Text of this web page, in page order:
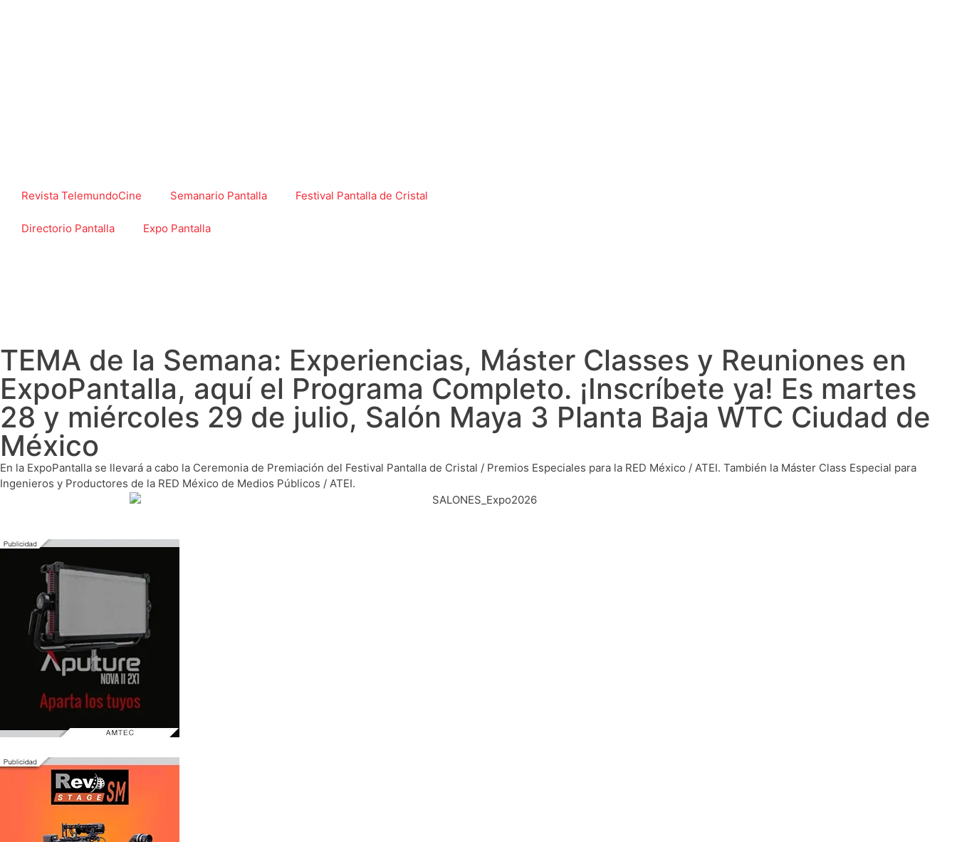
Revista TelemundoCine Semanario Pantalla Festival Pantalla de Cristal
Directorio Pantalla Expo Pantalla
TEMA de la Semana: Experiencias, Máster Classes y Reuniones en
ExpoPantalla, aquí el Programa Completo. ¡Inscríbete ya! Es martes
28 y miércoles 29 de julio, Salón Maya 3 Planta Baja WTC Ciudad de
México
En la ExpoPantalla se llevará a cabo la Ceremonia de Premiación del Festival Pantalla de Cristal / Premios Especiales para la RED México / ATEI. También la Máster Class Especial para
Ingenieros y Productores de la RED México de Medios Públicos / ATEI.